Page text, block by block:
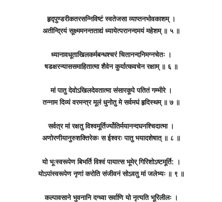
हृद्‍पुण्डरीकतरसन्निविष्टं स्वतेजसा व्याप्तनभोवकाशम् ।
अतीन्द्रियं सूक्ष्ममनन्तताद्यं ध्यायेत्परानन्दमयं महेशम् ॥ ५ ॥
ध्यानावधूताखिलकर्मबन्धश्चरं चितानन्दनिमग्नचेतः ।
षडक्षरन्याससमाहितात्मा शैवेन कुर्यात्कवचेन रक्षाम् ॥ ६ ॥
मां पातु देवोऽखिलदेवतात्मा संसारकूपे पतितं गम्भीरे ।
तन्नाम दिव्यं वरमन्त्र मूलं धुनोतु मे सर्वमघं हृदिस्थम् ॥ ७ ॥
सर्वत्र मां रक्षतु विश्वमूर्तिर्ज्योतिर्मयानन्दघनश्चिदात्मा ।
अणोरणीयानुरुशक्तिरेकः स ईश्वरः पातु भयादशेषात् ॥ ८ ॥
यो भूःस्वरूपेण बिभर्ति विश्वं पायात्स भूमेर् गिरिशोऽष्टमूर्ति: ।
योऽपांस्वरूपेण नृणां करोति संजीवनं सोऽवतु मां जलेभ्यः ॥ ९ ॥
कल्पावसाने भुवनानि दग्ध्वा सर्वाणि यो नृत्यति भूरिलीलः ।